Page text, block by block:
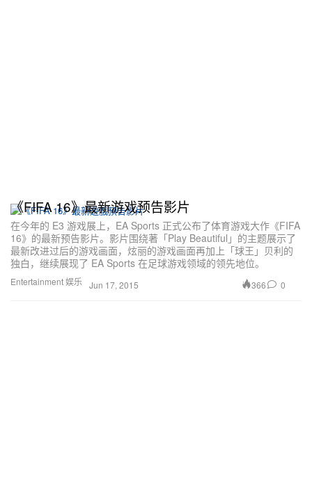
Entertainment 娱乐
《FIFA 16》最新游戏预告影片
在今年的 E3 游戏展上，EA Sports 正式公布了体育游戏大作《FIFA
16》的最新预告影片。影片围绕著「Play Beautiful」的主题展示了
最新改进过后的游戏画面，炫丽的游戏画面再加上「球王」贝利的
独白，继续展现了 EA Sports 在足球游戏领域的领先地位。
Jun 17, 2015 366 0